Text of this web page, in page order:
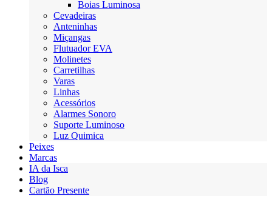
Boias Luminosa
Cevadeiras
Anteninhas
Miçangas
Flutuador EVA
Molinetes
Carretilhas
Varas
Linhas
Acessórios
Alarmes Sonoro
Suporte Luminoso
Luz Quimica
Peixes
Marcas
IA da Isca
Blog
Cartão Presente